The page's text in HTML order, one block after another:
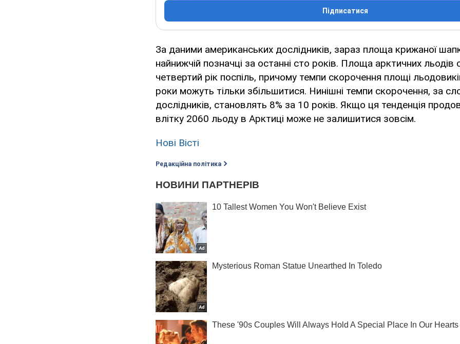
Підписатися
За даними американських дослідників, зараз площа крижаної
найнижчій позначці за останні сто років. Площа арктичних льодів
четвертий рік поспіль, причому темпи скорочення площі
роки можуть тільки збільшитися. Нинішні темпи скорочення, за
дослідників, становлять 8% за 10 років. Якщо ця тенденція
влітку 2060 льоду в Арктиці може не залишитися зовсім.
Нові Вісті
Редакційна політика